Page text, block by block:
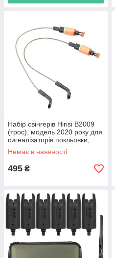
Набір свінгерів Hirisi B2009
(трос), модель 2020 року для
сигналізаторів покльовки,
2шт. Помаранчевого кольору
Немає в наявності
495 ₴